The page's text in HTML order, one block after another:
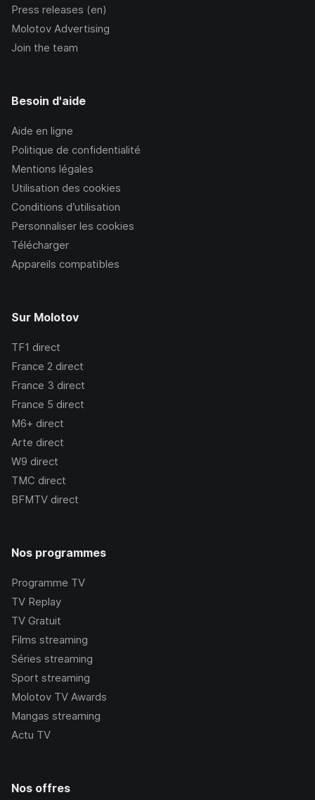
Press releases (en)
Molotov Advertising
Join the team
Besoin d'aide
Aide en ligne
Politique de confidentialité
Mentions légales
Utilisation des cookies
Conditions d’utilisation
Personnaliser les cookies
Télécharger
Appareils compatibles
Sur Molotov
TF1 direct
France 2 direct
France 3 direct
France 5 direct
M6+ direct
Arte direct
W9 direct
TMC direct
BFMTV direct
Nos programmes
Programme TV
TV Replay
TV Gratuit
Films streaming
Séries streaming
Sport streaming
Molotov TV Awards
Mangas streaming
Actu TV
Nos offres